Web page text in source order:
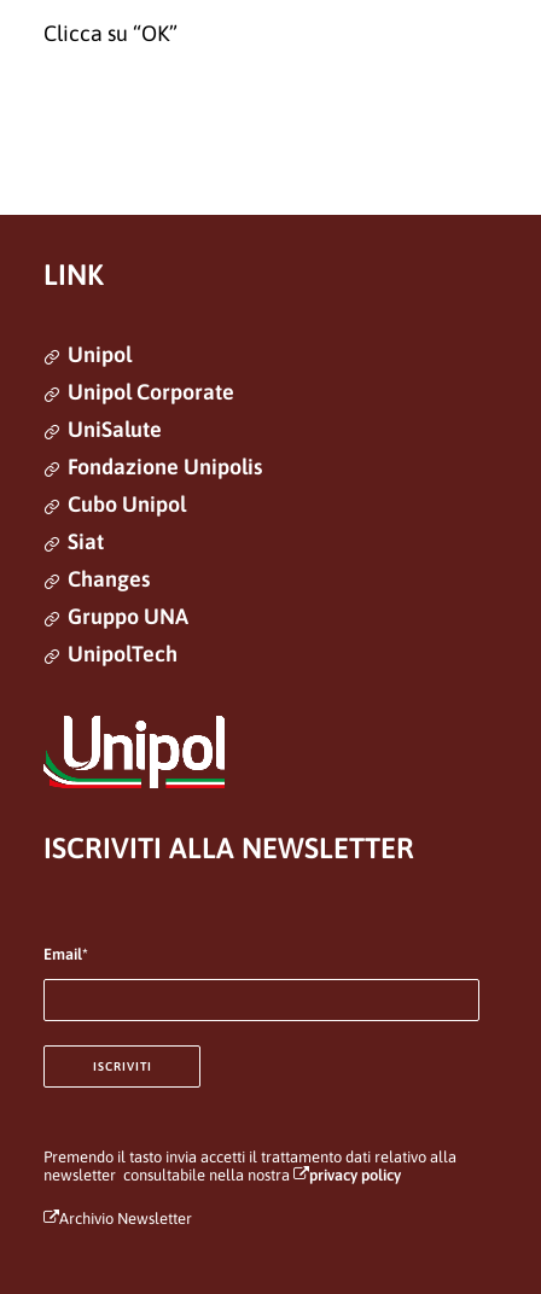
Clicca su “OK”
LINK
Unipol
Unipol Corporate
UniSalute
Fondazione Unipolis
Cubo Unipol
Siat
Changes
Gruppo UNA
UnipolTech
ISCRIVITI ALLA NEWSLETTER
Email*
Premendo il tasto invia accetti il trattamento dati relativo alla
newsletter consultabile nella nostra
privacy policy
Archivio Newsletter